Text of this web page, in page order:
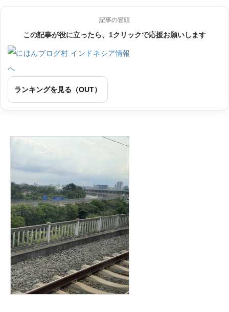
記事の冒頭
この記事が役に立ったら、1クリックで応援お願いします
ランキングを見る（OUT）